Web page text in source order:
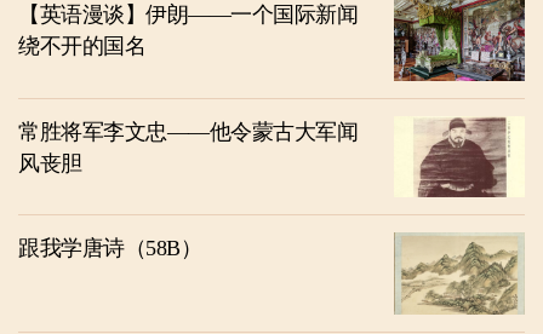
【英语漫谈】伊朗——一个国际新闻
绕不开的国名
常胜将军李文忠——他令蒙古大军闻
风丧胆
跟我学唐诗（58B）